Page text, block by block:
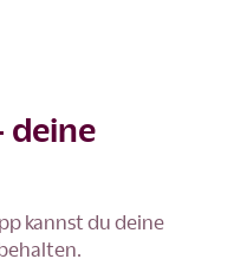
deine
kannst du deine